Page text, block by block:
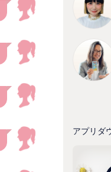
アプリダ